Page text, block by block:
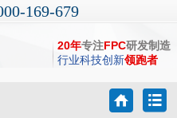
169-679
20年专注FPC研发制造
行业科技创新领跑者